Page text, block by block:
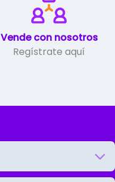
Vende con nosotros
Regístrate aquí